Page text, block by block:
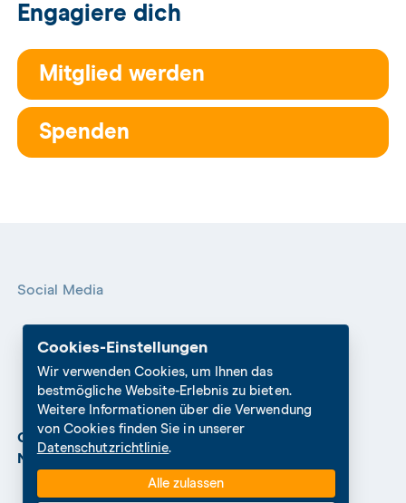
Cookies-Einstellungen
Wir verwenden Cookies, um Ihnen das
bestmögliche Website-Erlebnis zu bieten.
Weitere Informationen über die Verwendung
von Cookies finden Sie in unserer
Datenschutzrichtlinie.
Alle zulassen
Engagiere dich
Mitglied werden
Spenden
Social Media
Cookies Settings Datenschutz
Nutzungshinweise